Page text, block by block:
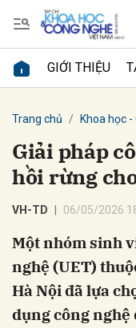
GIỚI THIỆU
Trang chủ Khoa học
Giải pháp
hồi rừng
VH-TD 06/05/2026
Một nhóm sinh
nghệ (UET)
Hà Nội đã lựa
dụng công
Gửi bình luận